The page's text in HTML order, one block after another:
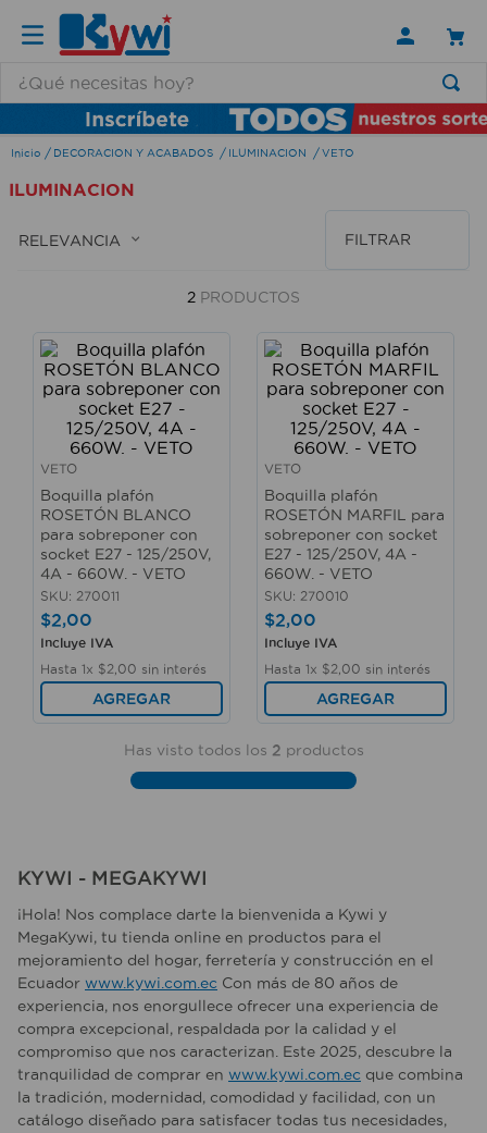
DECORACION Y ACABADOS ILUMINACION VETO
ILUMINACION
RELEVANCIA FILTRAR
2 PRODUCTOS
VETO
Boquilla plafón
ROSETÓN BLANCO
para sobreponer con
socket E27 - 125/250V,
4A - 660W. - VETO
SKU: 270011
$2,00
Incluye IVA
Hasta 1x $2 00 sin interés
AGREGAR
VETO
Boquilla plafón
ROSETÓN MARFIL para
sobreponer con socket
E27 - 125/250V, 4A -
660W. - VETO
SKU: 270010
$2,00
Incluye IVA
Hasta 1x $2 00 sin interés
AGREGAR
Has visto todos los 2 productos
KYWI - MEGAKYWI
¡Hola! Nos complace darte la bienvenida a Kywi y
MegaKywi, tu tienda online en productos para el
mejoramiento del hogar, ferretería y construcción en el
Ecuador www.kywi.com.ec Con más de 80 años de
experiencia, nos enorgullece ofrecer una experiencia de
compra excepcional, respaldada por la calidad y el
compromiso que nos caracterizan. Este 2025, descubre la
tranquilidad de comprar en www.kywi.com.ec que combina
la tradición, modernidad, comodidad y facilidad, con un
catálogo diseñado para satisfacer todas tus necesidades,
TÉRMINOS MÁS BUSCADOS
1.
lamparas
2.
ducha
3.
silla
organizador
cerradura
taladro
aspiradora
sillas